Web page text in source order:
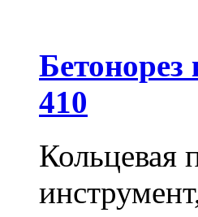
410
Кольцевая